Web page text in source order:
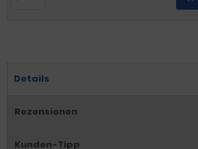
Details
Rezensionen
Kunden-Tipp